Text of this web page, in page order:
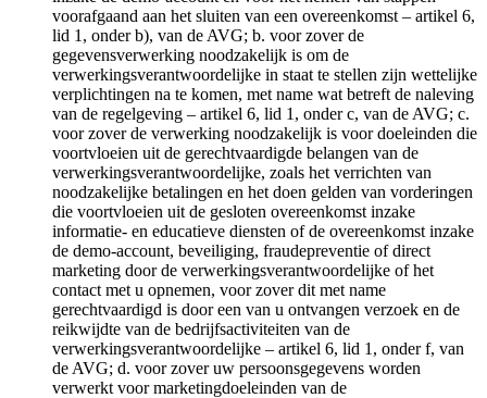
voorafgaand aan het sluiten van een overeenkomst – artikel 6,
lid 1, onder b), van de AVG; b. voor zover de
gegevensverwerking noodzakelijk is om de
verwerkingsverantwoordelijke in staat te stellen zijn wettelijke
verplichtingen na te komen, met name wat betreft de naleving
van de regelgeving – artikel 6, lid 1, onder c, van de AVG; c.
voor zover de verwerking noodzakelijk is voor doeleinden die
voortvloeien uit de gerechtvaardigde belangen van de
verwerkingsverantwoordelijke, zoals het verrichten van
noodzakelijke betalingen en het doen gelden van vorderingen
die voortvloeien uit de gesloten overeenkomst inzake
informatie- en educatieve diensten of de overeenkomst inzake
de demo-account, beveiliging, fraudepreventie of direct
marketing door de verwerkingsverantwoordelijke of het
contact met u opnemen, voor zover dit met name
gerechtvaardigd is door een van u ontvangen verzoek en de
reikwijdte van de bedrijfsactiviteiten van de
verwerkingsverantwoordelijke – artikel 6, lid 1, onder f, van
de AVG; d. voor zover uw persoonsgegevens worden
verwerkt voor marketingdoeleinden van de